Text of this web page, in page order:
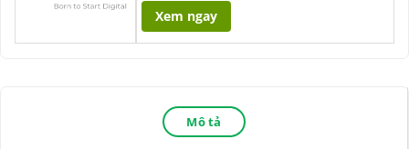
Xem ngay
Mô tả